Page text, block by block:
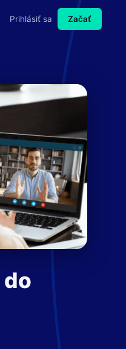
Prihlásiť sa Začať
do